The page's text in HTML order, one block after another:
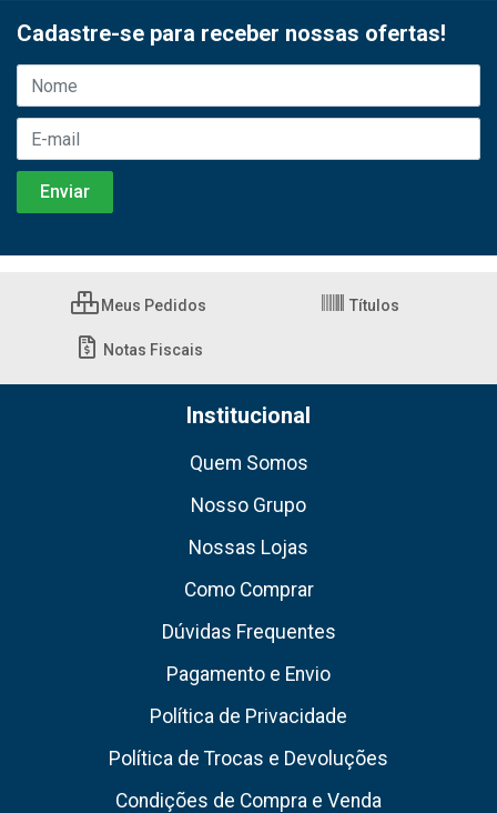
Cadastre-se para receber nossas ofertas!
Meus Pedidos Títulos
Notas Fiscais
Institucional
Quem Somos
Nosso Grupo
Nossas Lojas
Como Comprar
Dúvidas Frequentes
Pagamento e Envio
Política de Privacidade
Política de Trocas e Devoluções
Condições de Compra e Venda